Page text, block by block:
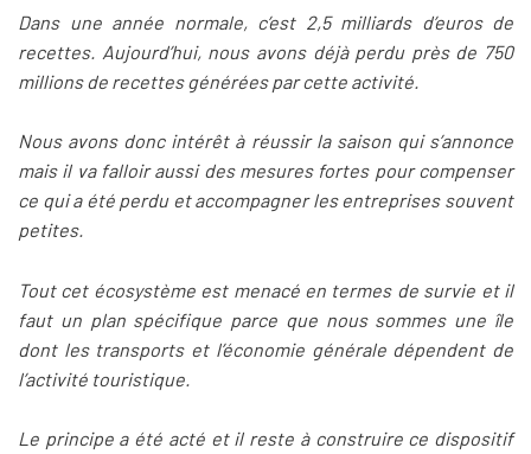
Dans une année normale, c’est 2,5 milliards d’euros de
recettes. Aujourd’hui, nous avons déjà perdu près de 750
millions de recettes générées par cette activité.
Nous avons donc intérêt à réussir la saison qui s’annonce
mais il va falloir aussi des mesures fortes pour compenser
ce qui a été perdu et accompagner les entreprises souvent
petites.
Tout cet écosystème est menacé en termes de survie et il
faut un plan spécifique parce que nous sommes une île
dont les transports et l’économie générale dépendent de
l’activité touristique.
Le principe a été acté et il reste à construire ce dispositif